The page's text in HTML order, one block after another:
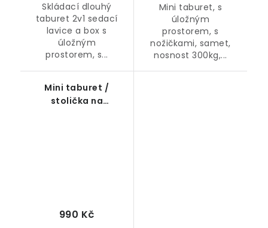
Skládací dlouhý
taburet 2v1 sedací
lavice a box s
úložným
prostorem, s...
Mini taburet, s
úložným
prostorem, s
nožičkami, samet,
nosnost 300kg,...
Mini taburet /
stolička na
990 Kč